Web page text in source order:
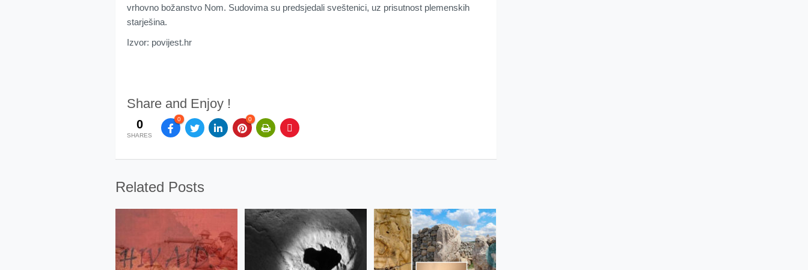
vrhovno božanstvo Nom. Sudovima su predsjedali sveštenici, uz prisutnost plemenskih
starješina.
Izvor: povijest.hr
Share and Enjoy !
0
SHARES
0 0
Related Posts